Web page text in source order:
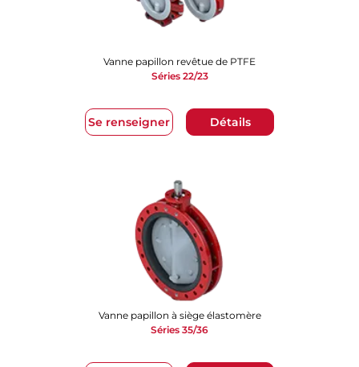
Se renseigner Détails
Vanne papillon revêtue de PTFE
Séries 22/23
Vanne papillon à siège élastomère
Séries 35/36